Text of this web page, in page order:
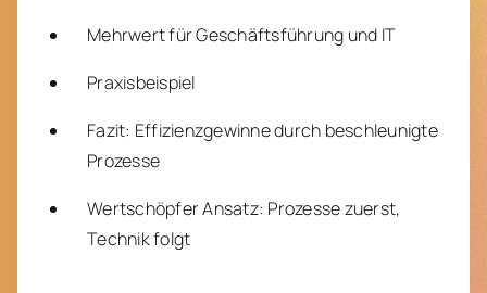
Mehrwert für Geschäftsführung und IT
Praxisbeispiel
Fazit: Effizienzgewinne durch beschleunigte
Prozesse
Wertschöpfer Ansatz: Prozesse zuerst,
Technik folgt